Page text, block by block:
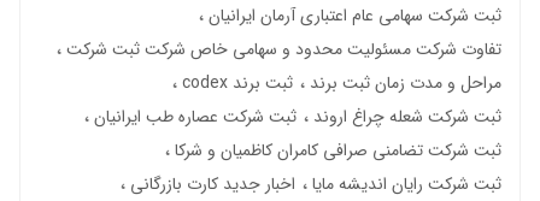
ثبت شرکت سهامی عام اعتباری آرمان ایرانیان
تفاوت شرکت مسئولیت محدود و سهامی خاص شرکت ثبت شرکت
مراحل و مدت زمان ثبت برند
ثبت برند codex
ثبت شرکت شعله چراغ اروند
ثبت شرکت عصاره طب ایرانیان
ثبت شرکت تضامنی صرافی کامران کاظمیان و شرکا
ثبت شرکت رایان اندیشه مایا
اخبار جدید کارت بازرگانی